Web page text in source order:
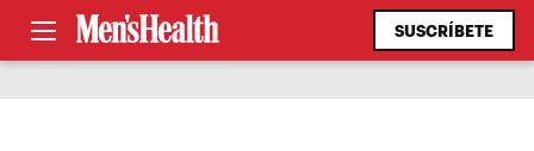
SUSCRÍBETE